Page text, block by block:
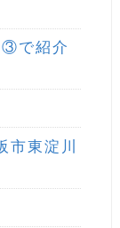
③で紹介
市東淀川